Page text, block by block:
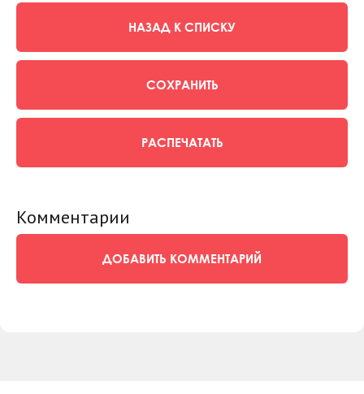
НАЗАД К СПИСКУ
СОХРАНИТЬ
РАСПЕЧАТАТЬ
Комментарии
ДОБАВИТЬ КОММЕНТАРИЙ